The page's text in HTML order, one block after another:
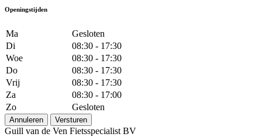
Openingstijden
Ma
Gesloten
Di
08:30 - 17:30
Woe
08:30 - 17:30
Do
08:30 - 17:30
Vrij
08:30 - 17:30
Za
08:30 - 17:00
Zo
Gesloten
Annuleren Versturen
Guill van de Ven Fietsspecialist BV